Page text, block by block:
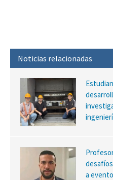
Noticias relacionadas
a